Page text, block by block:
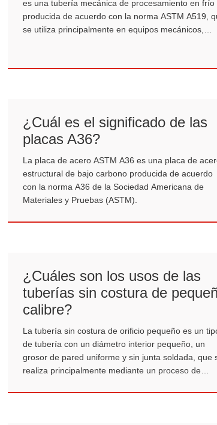
es una tubería mecánica de procesamiento en frío
producida de acuerdo con la norma ASTM A519,
se utiliza principalmente en equipos mecánicos,
¿Cuál es el significado de las
placas A36?
La placa de acero ASTM A36 es una placa de
estructural de bajo carbono producida de acuerdo
con la norma A36 de la Sociedad Americana de
Materiales y Pruebas (ASTM).
¿Cuáles son los usos de las
tuberías sin costura de
calibre?
La tubería sin costura de orificio pequeño es un
de tubería con un diámetro interior pequeño, un
grosor de pared uniforme y sin junta soldada, que
realiza principalmente mediante un proceso de